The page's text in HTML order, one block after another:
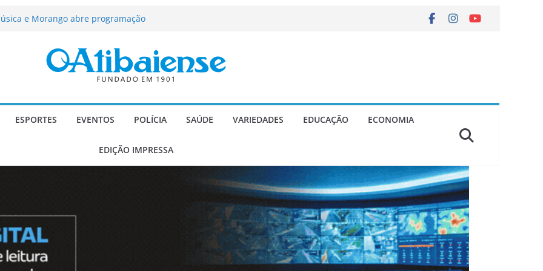
segurança, limpeza dos
com projeto socioesportivo
ESPORTES EVENTOS POLÍCIA SAÚDE VARIEDADES EDUCAÇÃO ECONOMIA
EDIÇÃO IMPRESSA